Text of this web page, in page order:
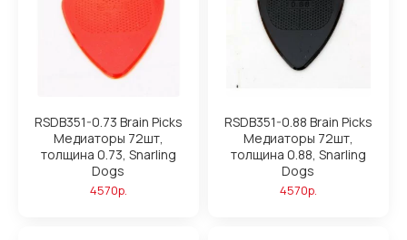
RSDB351-0.73 Brain Picks
Медиаторы 72шт,
толщина 0.73, Snarling
Dogs
4570р.
RSDB351-0.88 Brain Picks
Медиаторы 72шт,
толщина 0.88, Snarling
Dogs
4570р.